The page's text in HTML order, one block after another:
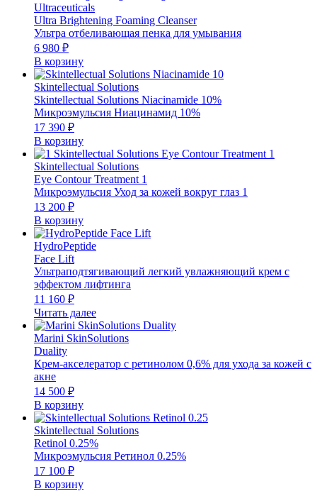
Ultraceuticals
Ultra Brightening Foaming Cleanser
Ультра отбеливающая пенка для умывания
6 980 ₽
В корзину
Skintellectual Solutions
Skintellectual Solutions Niacinamide 10%
Микроэмульсия Ниацинамид 10%
17 390 ₽
В корзину
Skintellectual Solutions
Eye Contour Treatment 1
Микроэмульсия Уход за кожей вокруг глаз 1
13 200 ₽
В корзину
HydroPeptide
Face Lift
Ультраподтягивающий легкий увлажняющий крем с
эффектом лифтинга
11 160 ₽
Читать далее
Marini SkinSolutions
Duality
Крем-акселератор с ретинолом 0,6% для ухода за кожей с
акне
14 500 ₽
В корзину
Skintellectual Solutions
Retinol 0.25%
Микроэмульсия Ретинол 0.25%
17 100 ₽
В корзину